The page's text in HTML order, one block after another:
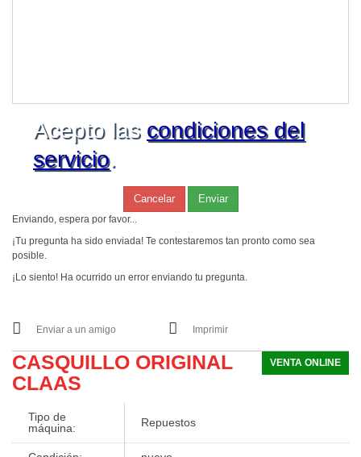
Acepto las condiciones del
servicio.
Cancelar Enviar
Enviando, espera por favor...
¡Tu pregunta ha sido enviada! Te contestaremos tan pronto como sea
posible.
¡Lo siento! Ha ocurrido un error enviando tu pregunta.
Enviar a un amigo Imprimir
VENTA ONLINE
CASQUILLO ORIGINAL
CLAAS
Tipo de
máquina:
Repuestos